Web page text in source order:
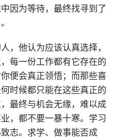
因为等待，最终找寻到了
，他认为应该认真选择，
每一份工作都有它存在的
便会真正领悟；而那些喜
时候都只能在这些真正的
最终与机会无缘，难以成
，都不要一暴十寒。学习
志。求学、做事能否成